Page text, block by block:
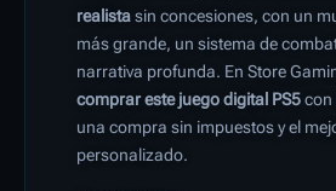
realistasin concesiones, con un
más grande, un sistema de
narrativa profunda. En Store
comprar este juego digital PS5con
una compra sin impuestos y el
personalizado.